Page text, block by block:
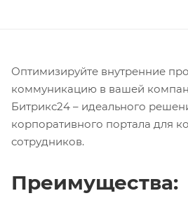
Оптимизируйте внутренние
коммуникацию в вашей
Битрикс24 – идеального
корпоративного портала для
сотрудников.
Преимущества: